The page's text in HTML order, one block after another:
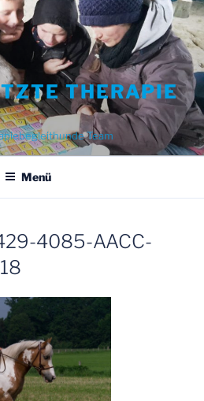
THERAPIE
Team
Menü
4085-AACC-